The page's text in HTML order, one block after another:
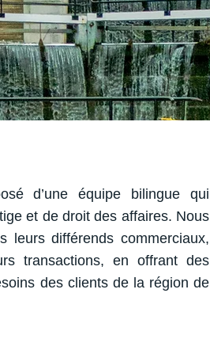
d’une équipe bilingue qui
et de droit des affaires. Nous
leurs différends commerciaux,
transactions, en offrant des
des clients de la région de